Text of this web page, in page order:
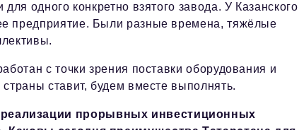
одного конкретно взятого завода. У Казанского
предприятие. Были разные времена, тяжёлые
с точки зрения поставки оборудования и
ставит, будем вместе выполнять.
прорывных инвестиционных